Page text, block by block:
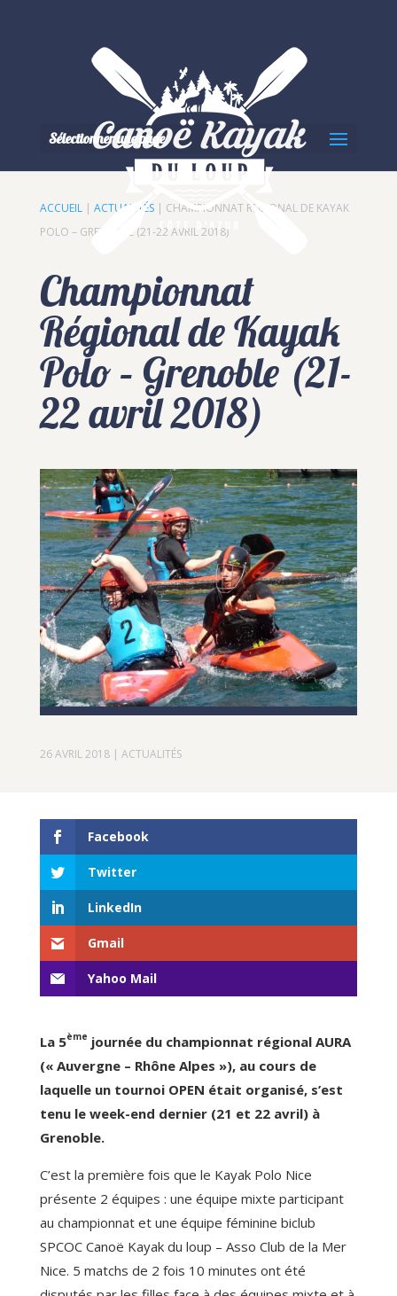
Sélectionner une page
ACCUEIL| ACTUALITÉS| CHAMPIONNAT RÉGIONAL DE KAYAK
POLO – GRENOBLE (21-22 AVRIL 2018)
Championnat
Régional de Kayak
Polo – Grenoble (21-
22 avril 2018)
26 AVRIL 2018| ACTUALITÉS
Facebook
Twitter
LinkedIn
Gmail
Yahoo Mail
La 5ème journée du championnat régional AURA
(« Auvergne – Rhône Alpes »), au cours de
laquelle un tournoi OPEN était organisé, s’est
tenu le week-end dernier (21 et 22 avril) à
Grenoble.
C’est la première fois que le Kayak Polo Nice
présente 2 équipes : une équipe mixte participant
au championnat et une équipe féminine biclub
SPCOC Canoë Kayak du loup – Asso Club de la Mer
Nice. 5 matchs de 2 fois 10 minutes ont été